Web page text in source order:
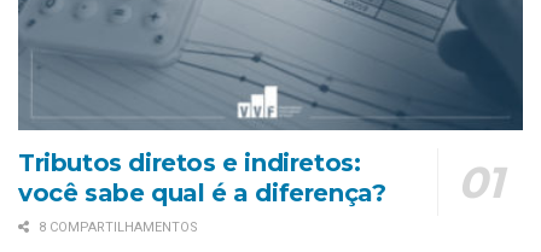
Tributos diretos e indiretos:
você sabe qual é a diferença?
8 COMPARTILHAMENTOS